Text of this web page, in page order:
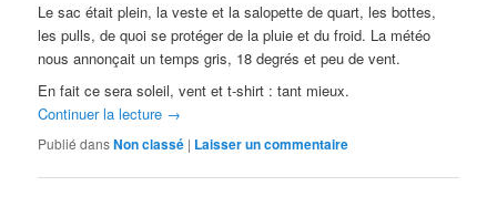
Le sac était plein, la veste et la salopette de quart, les bottes,
les pulls, de quoi se protéger de la pluie et du froid. La météo
nous annonçait un temps gris, 18 degrés et peu de vent.
En fait ce sera soleil, vent et t-shirt : tant mieux.
Continuer la lecture →
Publié dansNon classé | Laisser un commentaire